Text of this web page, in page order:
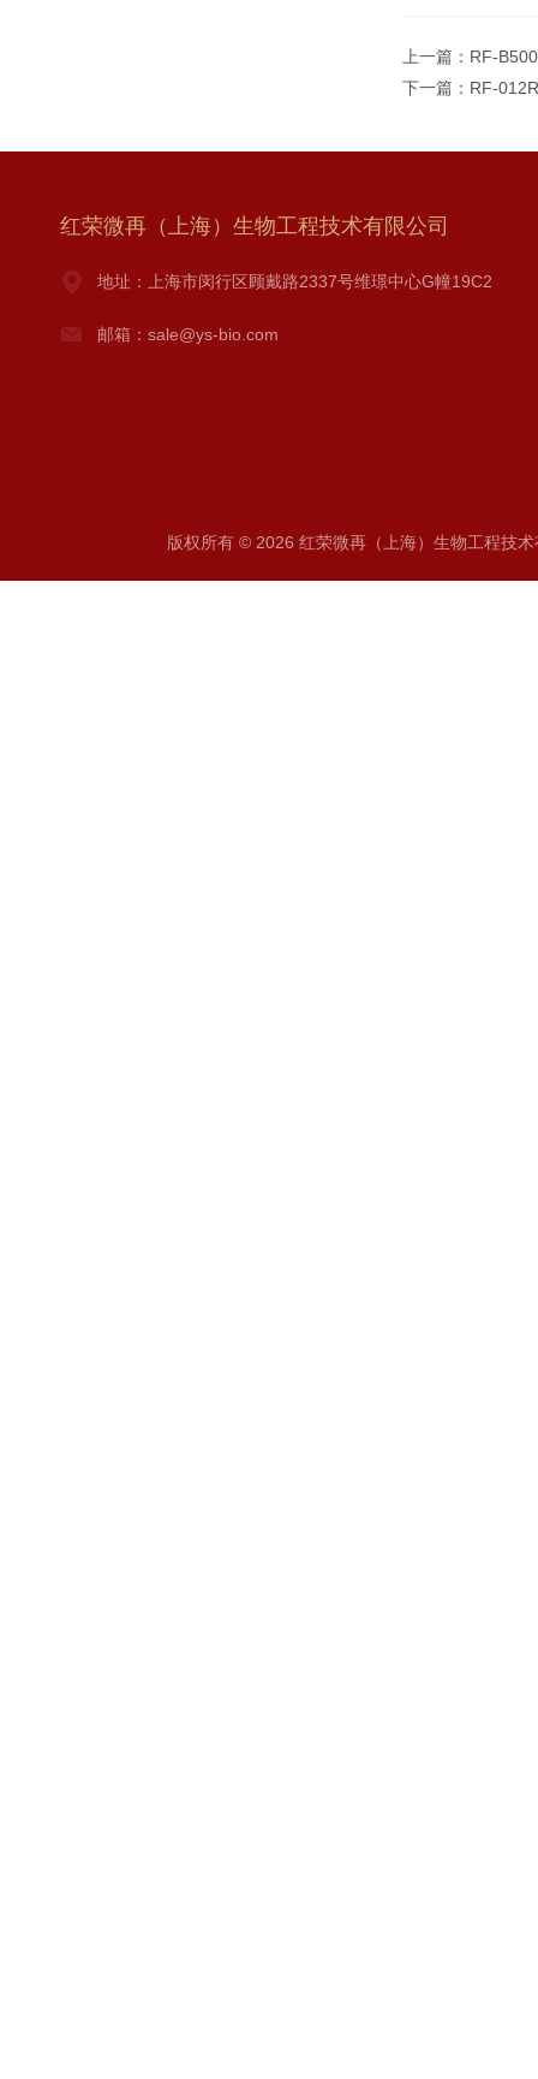
上一篇： RF-
下一篇： RF-
红荣微再（上海）生物工程技术有限公司
地址：上海市闵行区顾戴路2337号维璟中心G幢19C2
邮箱：sale@ys-bio.com
版权所有 © 2026 红荣微再（上海）生物工程技